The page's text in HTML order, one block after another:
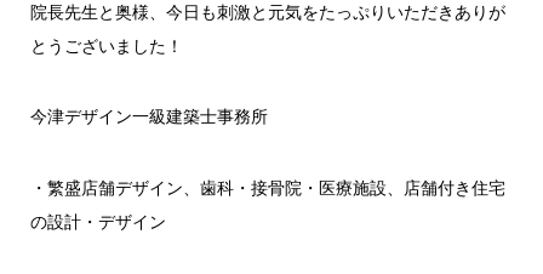
院長先生と奥様、今日も刺激と元気をたっぷりいただきありが
とうございました！
今津デザイン一級建築士事務所
・繁盛店舗デザイン、歯科・接骨院・医療施設、店舗付き住宅
の設計・デザイン